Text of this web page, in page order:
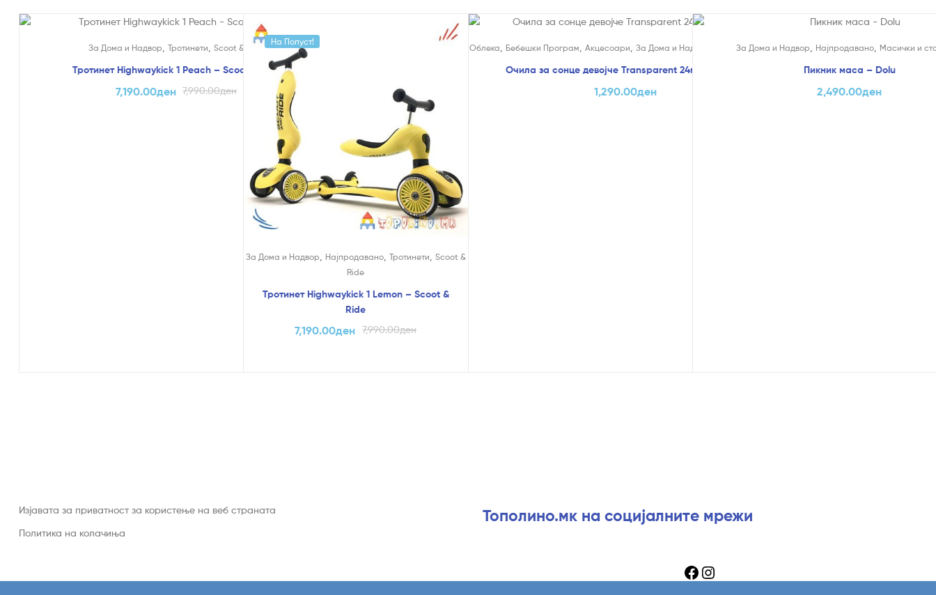
За Дома и Надвор Тротинети Scoot & Ride
Тротинет Highwaykick 1 Peach – Scoot & Ride
7,990.00ден
7,190.00ден
На Попуст!
За Дома и Надвор Најпродавано, Тротинети Scoot &
Ride
Тротинет Highwaykick 1 Lemon – Scoot &
Ride
7,990.00ден
7,190.00ден
Облека Бебешки Програм Акцесоари За Дома и Надвор Очила за Сонце
Очила за сонце девојче Transparent 24м+ – Chicco
1,290.00ден
За Дома и Надвор Најпродавано, Mасички и
Пикник маса – Dolu
2,490.00ден
Изјавата за приватност за користење на веб страната
Политика на колачиња
Тополино.мк на социјалните мрежи